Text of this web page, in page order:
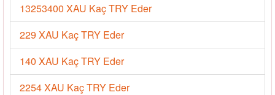
13253400 XAU Kaç TRY Eder
229 XAU Kaç TRY Eder
140 XAU Kaç TRY Eder
2254 XAU Kaç TRY Eder